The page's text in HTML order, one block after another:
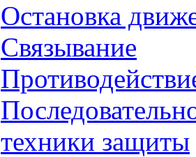
Остановка
Связывание
техники защиты